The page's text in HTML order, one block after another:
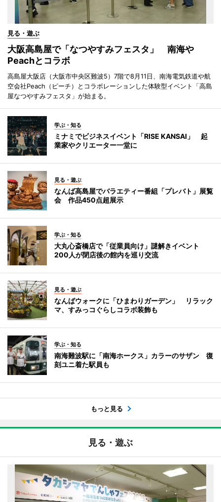
見る・遊ぶ
大阪高島屋で「なつやすみフェスタ」 南海や
Peachとコラボ
高島屋大阪店（大阪市中央区難波5）7階で8月11日、南海電気鉄道や航
空会社Peach（ピーチ）とコラボレーションした体験型イベント「高島
屋なつやすみフェスタ」が始まる。
学ぶ・知る
ミナミでビジネスイベント「RISE KANSAI」 起
業家やクリエーター一堂に
見る・遊ぶ
なんば高島屋でバラエティー番組「プレバト」展覧
会 作品450点超展示
学ぶ・知る
大丸心斎橋店で「従業員向け」謎解きイベント
200人が閉店後の館内を巡り交流
見る・遊ぶ
なんばウォークに「ひまわりガーデン」 リラック
マ、すみっコぐらしコラボ装飾も
学ぶ・知る
南海難波駅に「南海ホークス」カラーのサザン 復
刻ユニ着た駅員も
もっと見る
見る・遊ぶ